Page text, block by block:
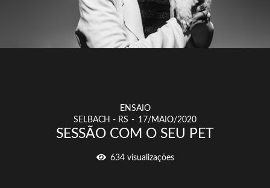
ENSAIO
SELBACH - RS
17/MAIO/2020
SESSÃO COM O SEU PET
634visualizações